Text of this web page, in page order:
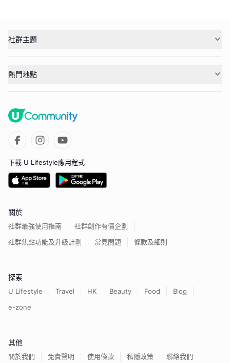
社群主題
熱門地點
下載 U Lifestyle應用程式
關於
社群最強使用指南
社群創作有價企劃
社群焦點功能及升級計劃
常見問題 條款及細則
探索
U Lifestyle Travel HK Beauty Food
Blog
e-zone
其他
關於我們 免責聲明 使用條款 私隱政策 聯絡我們